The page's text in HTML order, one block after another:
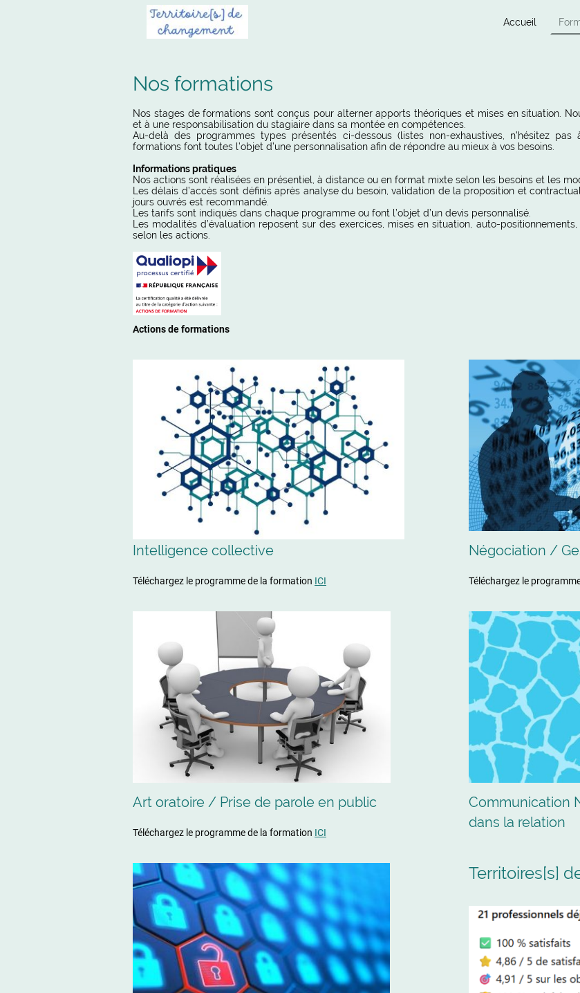
Accueil
Nos formations
Nos stages de formations sont conçus pour alterner apports théoriques et mises en situation.
et à une responsabilisation du stagiaire dans sa montée en compétences.
Au-delà des programmes types présentés ci-dessous (listes non-exhaustives, n’hésitez
formations font toutes l’objet d’une personnalisation afin de répondre au mieux à vos besoins.
Informations pratiques
Nos actions sont réalisées en présentiel, à distance ou en format mixte selon les besoins et les
Les délais d’accès sont définis après analyse du besoin, validation de la proposition et
jours ouvrés est recommandé.
Les tarifs sont indiqués dans chaque programme ou font l’objet d’un devis personnalisé.
Les modalités d’évaluation reposent sur des exercices, mises en situation, auto-
selon les actions.
Actions de formations
Intelligence collective
Téléchargez le programme de la formation ICI
Négociation /
Téléchargez le
Art oratoire / Prise de parole en public
Téléchargez le programme de la formation ICI
Communication
dans la relation
Territoires[s]